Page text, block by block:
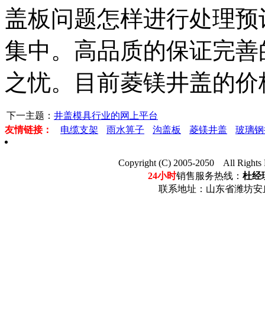
盖板问题怎样进行处理
集中。高品质的保证完
之忧。目前菱镁井盖的
下一主题： 井盖模具行业的网上平台
友情链接：
电缆支架 雨水箅子 沟盖板 菱镁井盖 玻璃
Copyright (C) 2005-2050 All
24小时销售服务热线： 杜经
联系地址：山东省潍坊